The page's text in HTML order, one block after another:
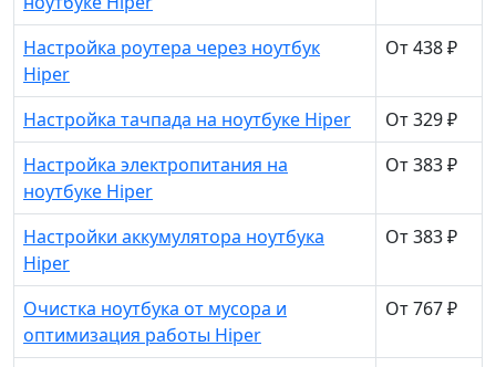
Настройка роутера через ноутбук
Hiper
От 438 ₽
Настройка тачпада на ноутбуке Hiper
От 329 ₽
Настройка электропитания на
ноутбуке Hiper
От 383 ₽
Настройки аккумулятора ноутбука
Hiper
От 383 ₽
Очистка ноутбука от мусора и
оптимизация работы Hiper
От 767 ₽